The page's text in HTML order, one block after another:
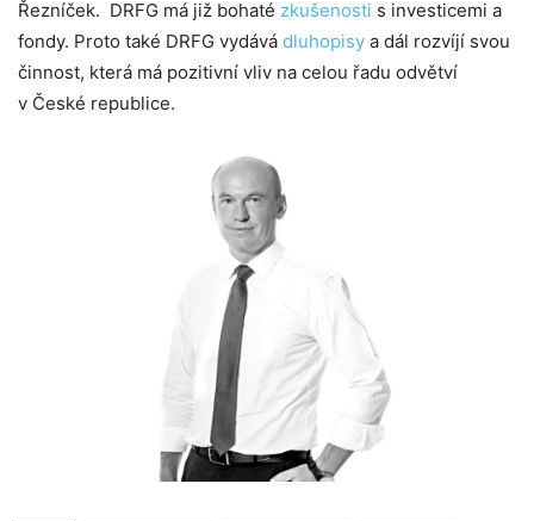
Řezníček. DRFG má již bohaté zkušenosti s investicemi a
fondy. Proto také DRFG vydává dluhopisy a dál rozvíjí svou
činnost, která má pozitivní vliv na celou řadu odvětví
v České republice.